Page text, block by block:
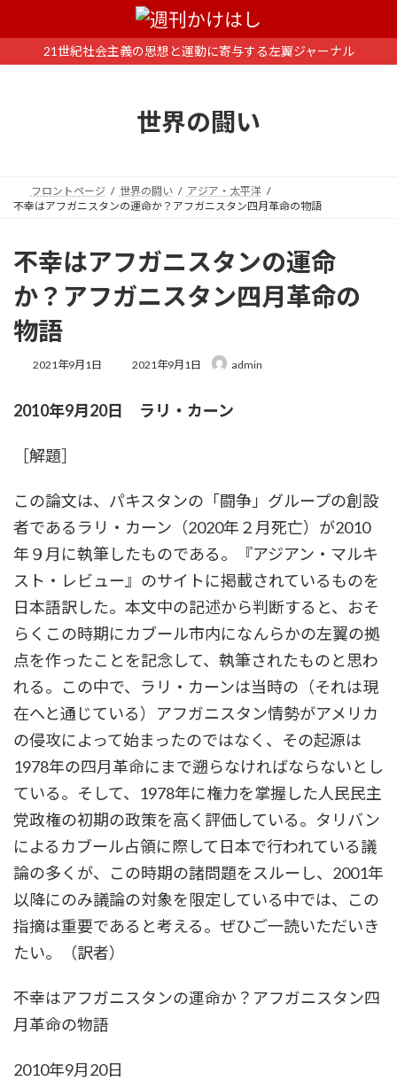
ン
ー
21世紀社会主義の思想と運動に寄与する左翼ジャーナル
世界の闘い
フロントページ 世界の闘い
アジア・太平洋
不幸はアフガニスタンの運命か？アフガニスタン四月革命の物語
不幸はアフガニスタンの運命
か？アフガニスタン四月革命の
物語
2021年9月1日
最
新
2021年9月1日 admin
2010年9月20日 ラリ・カーン
［解題］
この論文は、パキスタンの「闘争」グループの創設
者であるラリ・カーン（2020年２月死亡）が2010
年９月に執筆したものである。『アジアン・マルキ
スト・レビュー』のサイトに掲載されているものを
日本語訳した。本文中の記述から判断すると、おそ
らくこの時期にカブール市内になんらかの左翼の拠
点を作ったことを記念して、執筆されたものと思わ
れる。この中で、ラリ・カーンは当時の（それは現
在へと通じている）アフガニスタン情勢がアメリカ
の侵攻によって始まったのではなく、その起源は
1978年の四月革命にまで遡らなければならないとし
ている。そして、1978年に権力を掌握した人民民主
党政権の初期の政策を高く評価している。タリバン
によるカブール占領に際して日本で行われている議
論の多くが、この時期の諸問題をスルーし、2001年
以降にのみ議論の対象を限定している中では、この
指摘は重要であると考える。ぜひご一読いただいき
たい。（訳者）
不幸はアフガニスタンの運命か？アフガニスタン四
月革命の物語
2010年9月20日